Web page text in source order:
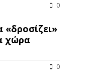
0
χώρα
0